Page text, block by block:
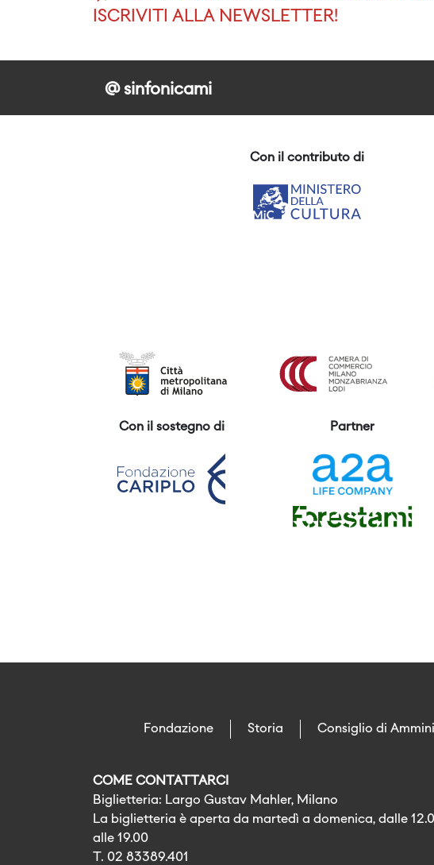
ISCRIVITI ALLA NEWSLETTER!
@ sinfonicami
Con il contributo di
Con il sostegno di Partner
Fondazione Storia Consiglio di
COME CONTATTARCI
Biglietteria: Largo Gustav Mahler, Milano
La biglietteria è aperta da martedì a domenica, dalle
alle 19.00
T. 02 83389.401